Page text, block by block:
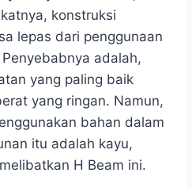
konstruksi
lepas dari penggunaan
adalah,
yang paling baik
yang ringan. Namun,
bahan dalam
itu adalah kayu,
H Beam ini.